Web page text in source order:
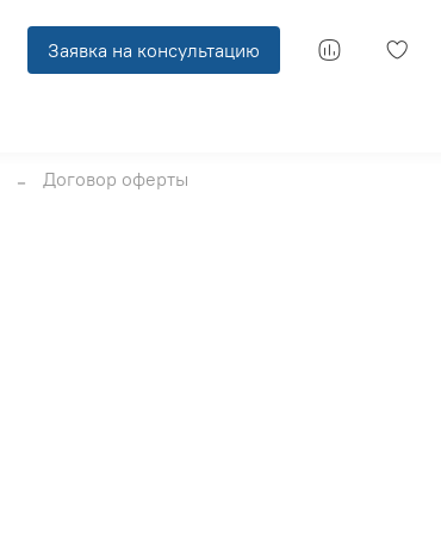
Заявка на консультацию
Договор оферты